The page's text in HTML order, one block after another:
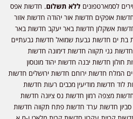
לסמארטפונים ללא תשלום. חדשות אפס
אופקים חדשות אור יהודה חדשות אזור
אשקלון חדשות באר יעקב חדשות באר
ים חדשות גבעת שמואל חדשות גבעתיים
גני תקווה חדשות דימונה חדשות
חדשות יבנה חדשות יהוד מונוסון
ים המלח חדשות ירוחם חדשות ירושלים חדשות
חדשות מודיעין מכבים רעות חדשות
מצפה רמון חדשות נס ציונה חדשות
חדשות ערד חדשות פתח תקווה חדשות